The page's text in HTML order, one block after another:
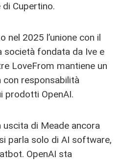
di Cupertino.
nel 2025 l’unione con il
società fondata da Ive e
LoveFrom mantiene un
con responsabilità
prodotti OpenAI.
uscita di Meade ancora
parla solo di AI software,
OpenAI sta